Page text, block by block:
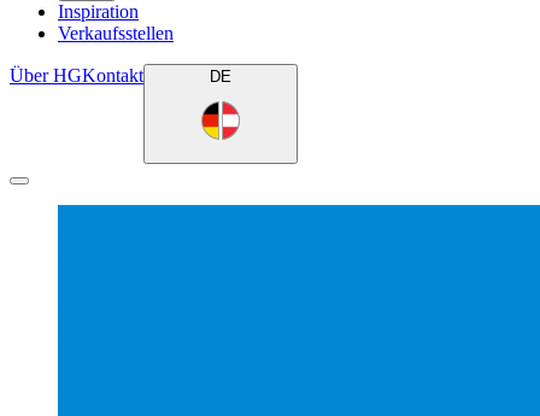
Inspiration
Verkaufsstellen
Über HGKontakt DE